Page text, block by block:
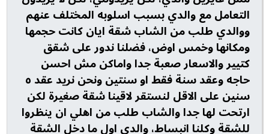
التعامل مع والدي بسبب اسلوبه المختلف عنهم
ووالدي طلب من الشاب شقة ايان كانت حجمها
ومكانها وخمس اوض، فضلنا ندور على شقق
كتيير والاسعار صعبة جدا واماكن مش احسن
حاجه وعقد سنة فقط او سنتين ونحن نريد عقد ٥
سنين على الاقل لنستقر لاقينا شقة صغيرة لكن
ارتحت لها جدا والشاب طلب من اهلي ان ينظروا
للشقة وكلنا انبساط، والدي اول ما دخل الشقة